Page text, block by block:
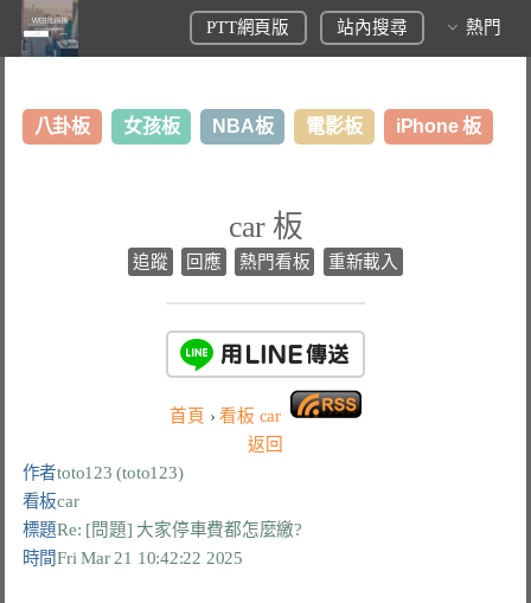
PTT網頁版 站內搜尋 熱門
八卦板 女孩板 NBA板 電影板 iPhone 板
car 板
追蹤 回應 熱門看板 重新載入
首頁 › 看板 car
返回
作者toto123 (toto123)
看板car
標題Re: [問題] 大家停車費都怎麼繳?
時間Fri Mar 21 10:42:22 2025